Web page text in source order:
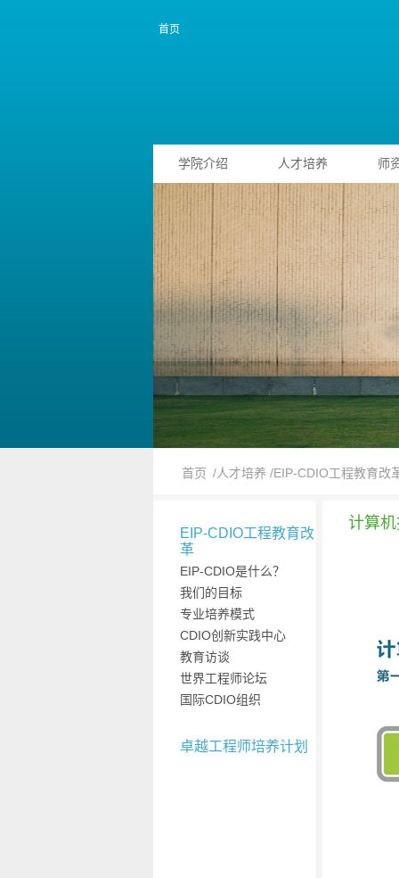
首页
学院介绍 人才培养 师
首页 /人才培养 /EIP-CDIO工程教育改
EIP-CDIO工程教育改
革
EIP-CDIO是什么？
我们的目标
专业培养模式
CDIO创新实践中心
教育访谈
世界工程师论坛
国际CDIO组织
卓越工程师培养计划
计算